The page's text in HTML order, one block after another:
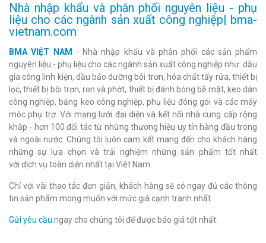
Nhà nhập khẩu và phân phối nguyên liệu - phụ
liệu cho các ngành sản xuất công nghiệp| bma-
vietnam.com
BMA VIỆT NAM
- Nhà nhập khẩu và phân phối các sản phẩm
nguyên liệu - phụ liệu cho các ngành sản xuất công nghiệp như: dầu
gia công linh kiện, dầu bảo dưỡng bôi trơn, hóa chất tẩy rửa, thiết bị
lọc, thiết bị bôi trơn, ron và phớt, thiết bị đánh bóng bề mặt, keo dán
công nghiệp, băng keo công nghiệp, phụ liệu đóng gói và các máy
móc phụ trợ. Với mạng lưới đại diện và kết nối nhà cung cấp rộng
khắp - hơn 100 đối tác từ những thương hiệu uy tín hàng đầu trong
và ngoài nước. Chúng tôi luôn cam kết mang đến cho khách hàng
những sự lựa chọn và trải nghiệm những sản phẩm tốt nhất
với dịch vụ toàn diện nhất tại Viêt Nam.
Chỉ với vài thao tác đơn giản, khách hàng sẽ có ngay đủ các thông
tin sản phẩm mong muốn với mức giá cạnh tranh nhất.
Gửi yêu cầu ngay cho chúng tôi để được báo giá tốt nhất.